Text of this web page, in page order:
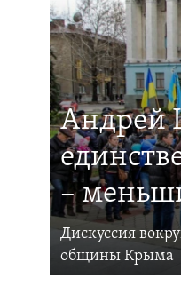
Андрей
–
Дискуссия
общины Крыма